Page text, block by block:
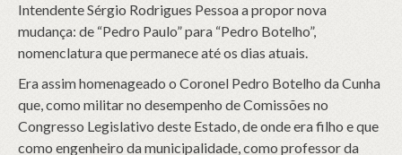
Intendente Sérgio Rodrigues Pessoa a propor nova
mudança: de “Pedro Paulo” para “Pedro Botelho”,
nomenclatura que permanece até os dias atuais.
Era assim homenageado o Coronel Pedro Botelho da Cunha
que, como militar no desempenho de Comissões no
Congresso Legislativo deste Estado, de onde era filho e que
como engenheiro da municipalidade, como professor da